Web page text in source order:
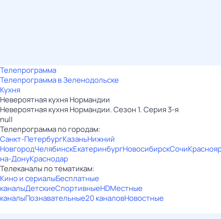
Телепрограмма
Телепрограмма в Зеленодольске
Кухня
Невероятная кухня Нормандии
Невероятная кухня Нормандии. Сезон 1. Серия 3-я
null
Телепрограмма по городам:
Санкт-ПетербургКазаньНижний
НовгородЧелябинскЕкатеринбургНовосибирскСочи
на-ДонуКраснодар
Телеканалы по тематикам:
Кино и сериалыБесплатные
каналыДетскиеСпортивныеHDМестные
каналыПознавательные20 каналовНовостные